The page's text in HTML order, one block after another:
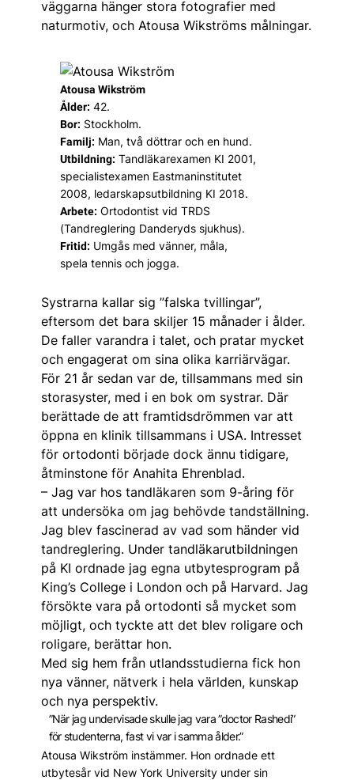
väggarna hänger stora fotografier med
naturmotiv, och Atousa Wikströms målningar.
Atousa Wikström
Ålder: 42.
Bor: Stockholm.
Familj: Man, två döttrar och en hund.
Utbildning: Tandläkarexamen KI 2001,
specialistexamen Eastmaninstitutet
2008, ledarskapsutbildning KI 2018.
Arbete: Ortodontist vid TRDS
(Tandreglering Danderyds sjukhus).
Fritid: Umgås med vänner, måla,
spela tennis och jogga.
Systrarna kallar sig ”falska tvillingar”,
eftersom det bara skiljer 15 månader i ålder.
De faller varandra i talet, och pratar mycket
och engagerat om sina olika karriärvägar.
För 21 år sedan var de, tillsammans med sin
storasyster, med i en bok om systrar. Där
berättade de att framtidsdrömmen var att
öppna en klinik tillsammans i USA. Intresset
för ortodonti började dock ännu tidi­gare,
åtminstone för Anahita Ehrenblad.
– Jag var hos tandläkaren som 9-åring för
att undersöka om jag behövde tandställning.
Jag blev fascinerad av vad som händer vid
tandreglering. Under tandläkarutbildningen
på KI ordnade jag egna utbytesprogram på
King’s College i London och på Harvard. Jag
försökte vara på ortodonti så mycket som
möjligt, och tyckte att det blev roligare och
roligare, berättar hon.
Med sig hem från utlands­studierna fick hon
nya vänner, nätverk i hela världen, kunskap
och nya perspektiv.
”När jag undervisade skulle jag vara ”doctor Rashedi”
för studenterna, fast vi var i samma ålder.”
Atousa Wikström instämmer. Hon ordnade ett
utbytesår vid New York University under sin